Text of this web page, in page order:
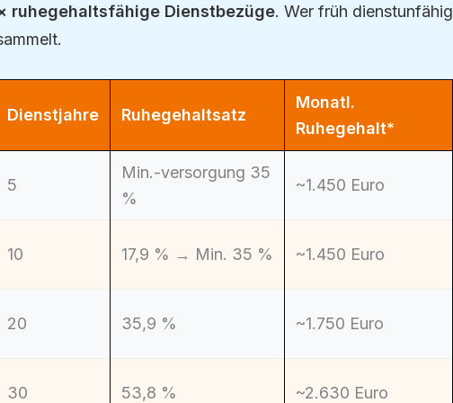
ruhegehaltsfähige Dienstbezüge. Wer früh dienstunfähig
Dienstjahre Ruhegehaltsatz
Monatl.
Ruhegehalt*
5
Min.-versorgung 35
%
~1.450 Euro
10 17,9 % → Min. 35 % ~1.450 Euro
20 35,9 % ~1.750 Euro
30 53,8 % ~2.630 Euro